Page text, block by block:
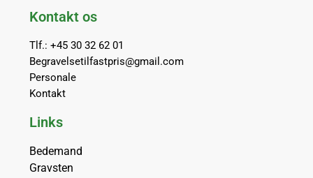
Kontakt os
Tlf.: +45 30 32 62 01
Begravelsetilfastpris@gmail.com
Personale
Kontakt
Links
Bedemand
Gravsten